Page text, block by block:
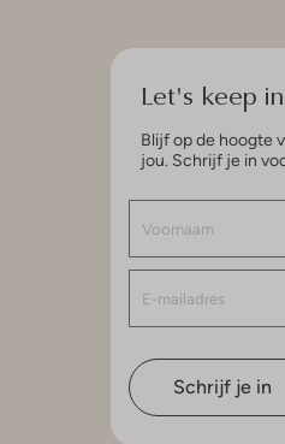
Let's keep
Blijf op de hoogte
jou. Schrijf je in
Schrijf je in